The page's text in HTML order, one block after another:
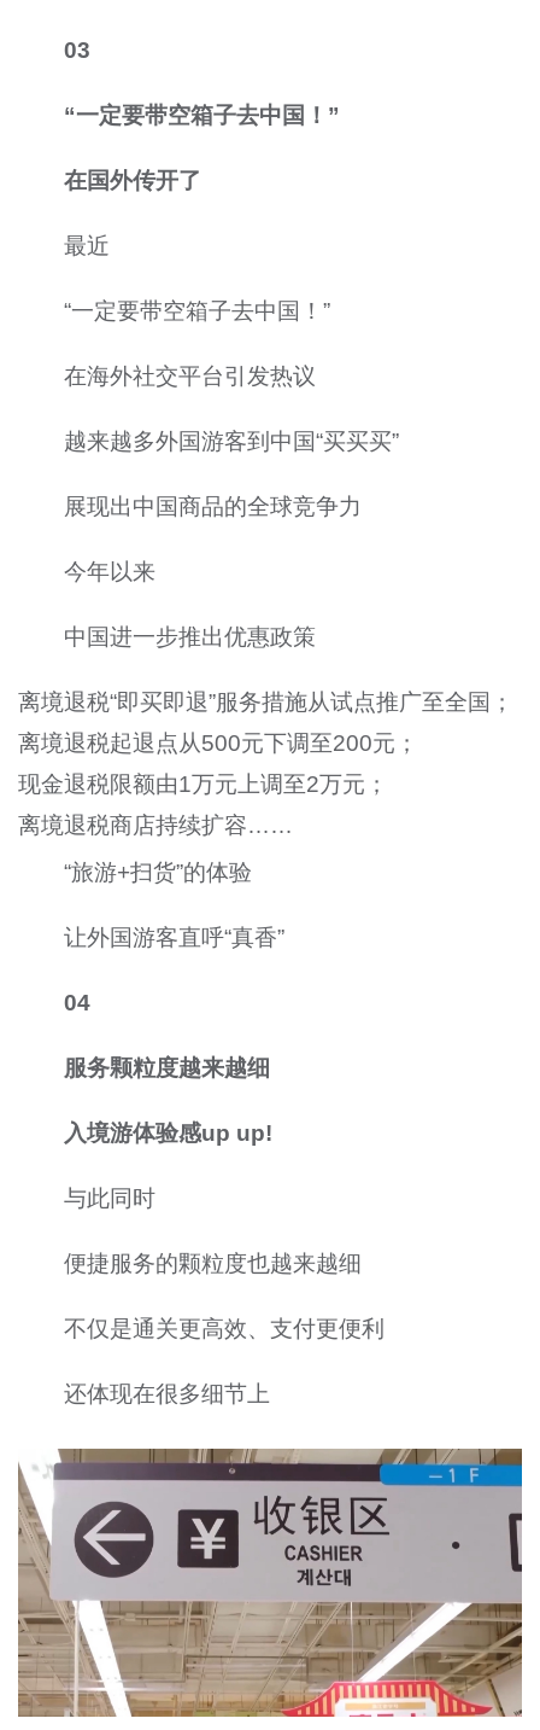
03
“一定要带空箱子去中国！”
在国外传开了
最近
“一定要带空箱子去中国！”
在海外社交平台引发热议
越来越多外国游客到中国“买买买”
展现出中国商品的全球竞争力
今年以来
中国进一步推出优惠政策
离境退税“即买即退”服务措施从试点推广至全国；
离境退税起退点从500元下调至200元；
现金退税限额由1万元上调至2万元；
离境退税商店持续扩容……
“旅游+扫货”的体验
让外国游客直呼“真香”
04
服务颗粒度越来越细
入境游体验感up up!
与此同时
便捷服务的颗粒度也越来越细
不仅是通关更高效、支付更便利
还体现在很多细节上